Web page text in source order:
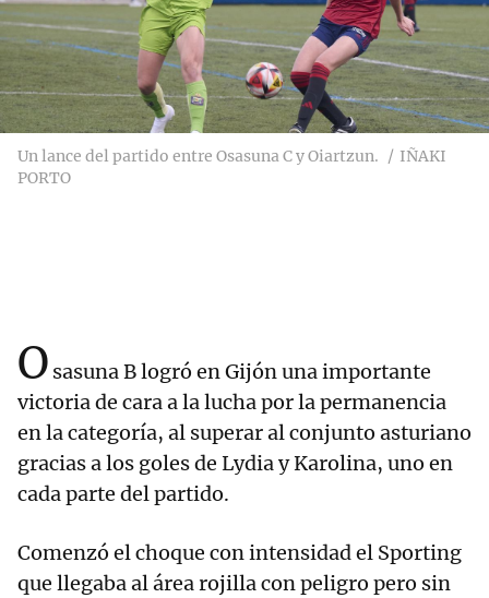
Un lance del partido entre Osasuna C y Oiartzun.
IÑAKI
PORTO
O sasuna B logró en Gijón una importante
victoria de cara a la lucha por la permanencia
en la categoría, al superar al conjunto asturiano
gracias a los goles de Lydia y Karolina, uno en
cada parte del partido.
Comenzó el choque con intensidad el Sporting
que llegaba al área rojilla con peligro pero sin